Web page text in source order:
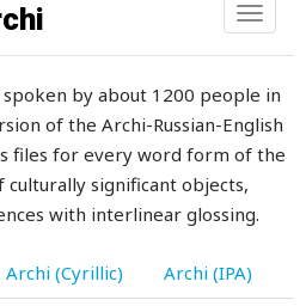
Toggle
spoken by about 1200 people in
of the Archi-Russian-English
files for every word form of the
significant objects,
with interlinear glossing.
Archi (Cyrillic) Archi (IPA)